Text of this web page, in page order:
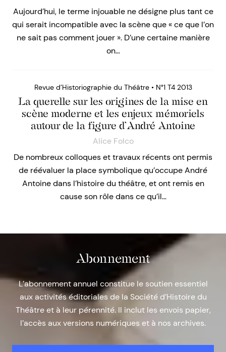
Aujourd’hui, le terme injouable ne désigne plus tant ce
qui serait incompatible avec la scène que « ce que l’on
ne sait pas comment jouer ». D’une certaine manière
on…
Revue d’Historiographie du Théâtre • N°1 T4 2013
La querelle sur les origines de la mise en
scène moderne et les enjeux mémoriels
autour de la figure d’André Antoine
Alice Folco
De nombreux colloques et travaux récents ont permis
de réévaluer la place symbolique qu’occupe André
Antoine dans l’histoire du théâtre, et ont remis en
cause son rôle dans ce qu’il…
Abonnement
L’abonnement annuel constitue le soutien essentiel
aux activités éditoriales de la Société d’Histoire du
Théâtre et à leur pérennité. Il inclut les envois papier,
l’accès aux versions numériques et à nos archives.